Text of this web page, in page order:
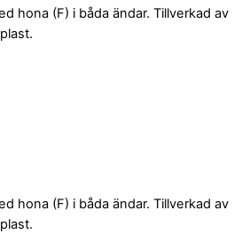
hona (F) i båda ändar. Tillverkad av
hona (F) i båda ändar. Tillverkad av